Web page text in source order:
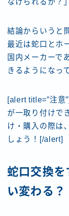
結論からいうと
最近は蛇口とホ
国内メーカーで
きるようになっ
[alert title=”注意
が一取り付けで
け・購入の際は
しょう！[/alert]
蛇口交換を
い変わる？